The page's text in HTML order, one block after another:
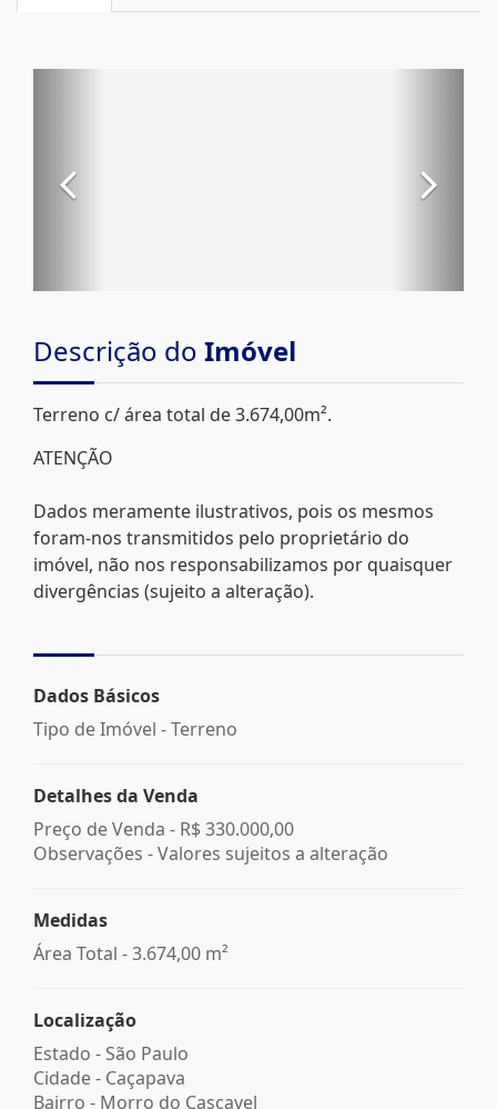
Descrição do Imóvel
Terreno c/ área total de 3.674,00m².
ATENÇÃO
Dados meramente ilustrativos, pois os mesmos
foram-nos transmitidos pelo proprietário do
imóvel, não nos responsabilizamos por quaisquer
divergências (sujeito a alteração).
Dados Básicos
Tipo de Imóvel - Terreno
Detalhes da Venda
Preço de Venda - R$ 330.000,00
Observações - Valores sujeitos a alteração
Medidas
Área Total - 3.674,00 m²
Localização
Estado - São Paulo
Cidade - Caçapava
Bairro - Morro do Cascavel